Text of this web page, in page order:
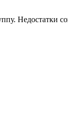
Недостатки